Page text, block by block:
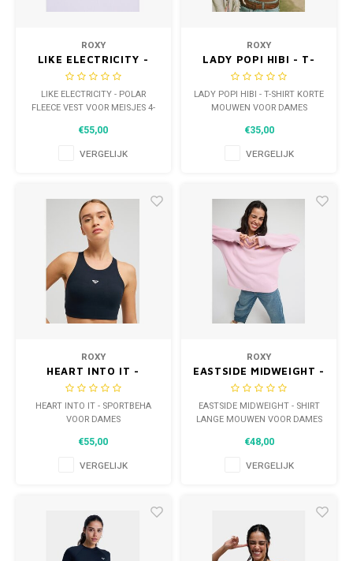
ROXY
LIKE ELECTRICITY -
POLAR FLEECE VEST
VOOR MEISJES 4-14
LIKE ELECTRICITY - POLAR
FLEECE VEST VOOR MEISJES 4-
€55,00
VERGELIJK
ROXY
LADY POPI HIBI - T-
SHIRT KORTE MOUWEN
VOOR DAMES
LADY POPI HIBI - T-SHIRT KORTE
MOUWEN VOOR DAMES
€35,00
VERGELIJK
ROXY
HEART INTO IT -
SPORTBEHA VOOR
DAMES
HEART INTO IT - SPORTBEHA
VOOR DAMES
€55,00
VERGELIJK
ROXY
EASTSIDE MIDWEIGHT -
SHIRT LANGE MOUWEN
VOOR DAMES
EASTSIDE MIDWEIGHT - SHIRT
LANGE MOUWEN VOOR DAMES
€48,00
VERGELIJK